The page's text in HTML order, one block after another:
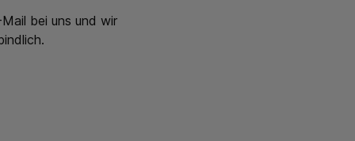
bei uns und wir